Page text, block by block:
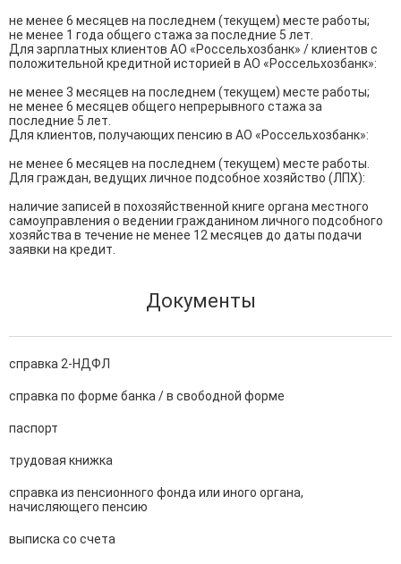
не менее 6 месяцев на последнем (текущем) месте работы;
не менее 1 года общего стажа за последние 5 лет.
Для зарплатных клиентов АО «Россельхозбанк» / клиентов с
положительной кредитной историей в АО «Россельхозбанк»:
не менее 3 месяцев на последнем (текущем) месте работы;
не менее 6 месяцев общего непрерывного стажа за
последние 5 лет.
Для клиентов, получающих пенсию в АО «Россельхозбанк»:
не менее 6 месяцев на последнем (текущем) месте работы.
Для граждан, ведущих личное подсобное хозяйство (ЛПХ):
наличие записей в похозяйственной книге органа местного
самоуправления о ведении гражданином личного подсобного
хозяйства в течение не менее 12 месяцев до даты подачи
заявки на кредит.
Документы
справка 2-НДФЛ
справка по форме банка / в свободной форме
паспорт
трудовая книжка
справка из пенсионного фонда или иного органа,
начисляющего пенсию
выписка со счета